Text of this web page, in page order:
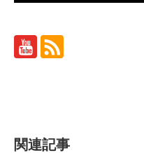
関連記事